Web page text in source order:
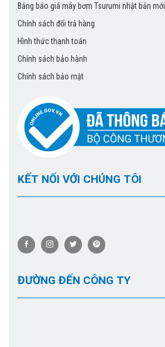
Bảng báo giá máy bơm Tsurumi nhật bản
Chính sách đổi trả hàng
Hình thức thanh toán
Chính sách bảo hành
Chính sách bảo mật
KẾT NỐI VỚI CHÚNG TÔI
ĐƯỜNG ĐẾN CÔNG TY